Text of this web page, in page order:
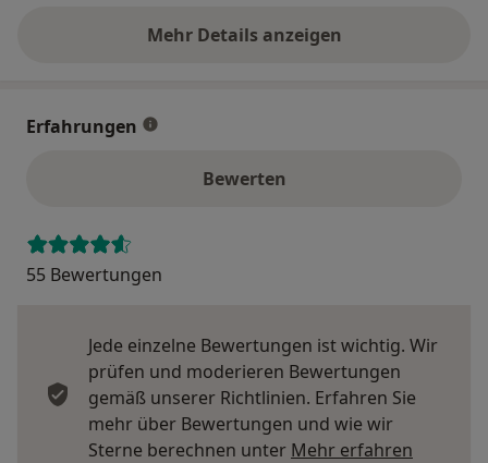
Mehr Details anzeigen
über die Adresse
Erfahrungen
Bewerten
55 Bewertungen
Jede einzelne Bewertungen ist wichtig. Wir
prüfen und moderieren Bewertungen
gemäß unserer Richtlinien. Erfahren Sie
mehr über Bewertungen und wie wir
Sterne berechnen unter Mehr erfahren